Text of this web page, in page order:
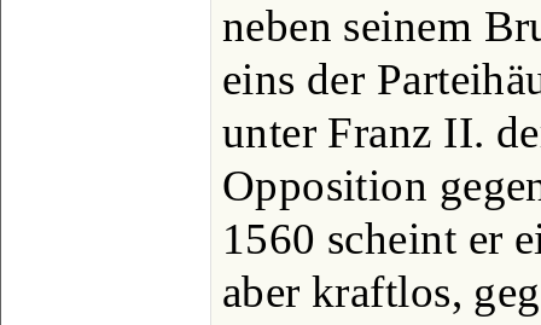
neben seinem
eins der
unter Franz II.
Opposition
1560 scheint er
aber kraftlos,